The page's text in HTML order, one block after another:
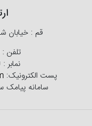
قم : خیابان شهدا ،
تلفن :
نمابر :
پست الکترونیک:
سامانه پیامک